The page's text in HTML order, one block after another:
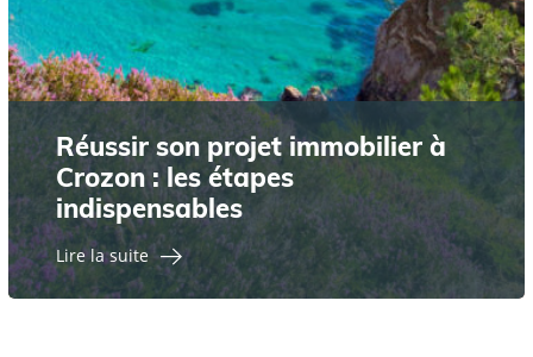
Réussir son projet immobilier à
Crozon : les étapes
indispensables
Lire la suite